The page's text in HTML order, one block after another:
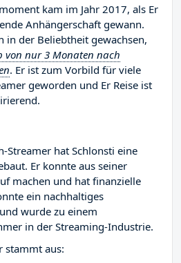
kam im Jahr 2017, als Er
Anhängerschaft gewann.
in der Beliebtheit gewachsen,
von nur 3 Monaten nach
. Er ist zum Vorbild für viele
geworden und Er Reise ist
Streamer hat Schlonsti eine
Er konnte aus seiner
machen und hat finanzielle
ein nachhaltiges
wurde zu einem
in der Streaming-Industrie.
stammt aus: